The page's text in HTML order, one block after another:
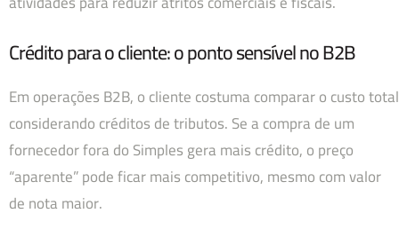
Crédito para o cliente: o ponto sensível no B2B
Em operações B2B, o cliente costuma comparar o custo total
considerando créditos de tributos. Se a compra de um
fornecedor fora do Simples gera mais crédito, o preço
“aparente” pode ficar mais competitivo, mesmo com valor
de nota maior.